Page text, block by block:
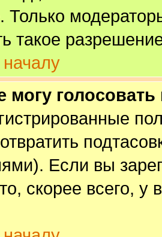
Только
такое
могу
Если вы
скорее всего,